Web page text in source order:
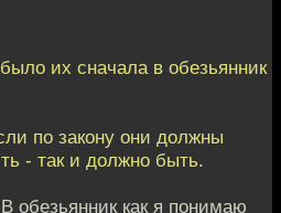
их сначала в обезьянник
по закону они должны
- так и должно быть.
обезьянник как я понимаю